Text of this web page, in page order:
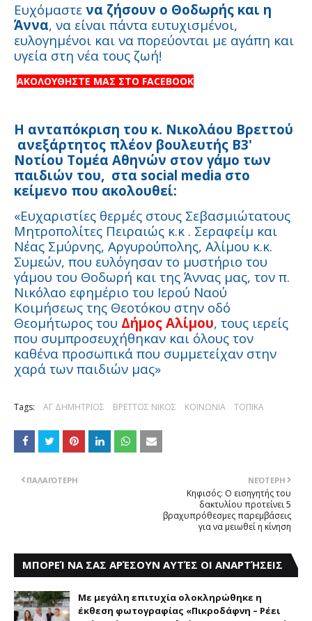
Ευχόμαστε να ζήσουν ο Θοδωρής και η
Άννα, να είναι πάντα ευτυχισμένοι,
ευλογημένοι και να πορεύονται με αγάπη και
υγεία στη νέα τους ζωή!
ΑΚΟΛΟΥΘΗΣΤΕ ΜΑΣ ΣΤΟ FACEBOOK
Η ανταπόκριση του κ. Νικολάου Βρεττού
ανεξάρτητος πλέον βουλευτής Β3'
Νοτίου Τομέα Αθηνών στον γάμο των
παιδιών του, στα social media στο
κείμενο που ακολουθεί:
«Ευχαριστίες θερμές στους Σεβασμιώτατους
Μητροπολίτες Πειραιώς κ.κ . Σεραφείμ και
Νέας Σμύρνης, Αργυρούπολης, Αλίμου κ.κ.
Συμεών, που ευλόγησαν το μυστήριο του
γάμου του Θοδωρή και της Άννας μας, τον π.
Νικόλαο εφημέριο του Ιερού Ναού
Κοιμήσεως της Θεοτόκου στην οδό
Θεομήτωρος του Δήμος Αλίμου, τους ιερείς
που συμπροσευχήθηκαν και όλους τον
καθένα προσωπικά που συμμετείχαν στην
χαρά των παιδιών μας»
Tags: ΑΓ ΔΗΜΗΤΡΙΟΣ ΒΡΕΤΤΟΣ ΝΙΚΟΣ ΚΟΙΝΩΝΙΑ ΤΟΠΙΚΑ
ΝΕΌΤΕΡΗ
Κηφισός: Ο εισηγητής του
δακτυλίου προτείνει 5
βραχυπρόθεσμες παρεμβάσεις
για να μειωθεί η κίνηση
ΠΑΛΑΙΌΤΕΡΗ
ΜΠΟΡΕΊ ΝΑ ΣΑΣ ΑΡΈΣΟΥΝ ΑΥΤΈΣ ΟΙ ΑΝΑΡΤΉΣΕΙΣ
Με μεγάλη επιτυχία ολοκληρώθηκε η
έκθεση φωτογραφίας «Πικροδάφνη – Ρέει